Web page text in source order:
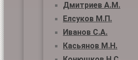
Дмитриев А.М.
Елсуков М.П.
Иванов С.А.
Касьянов М.Н.